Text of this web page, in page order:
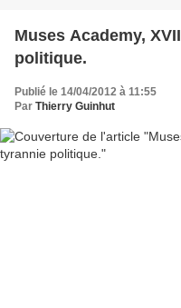
Muses Academy,
politique.
Publié le 14/04/2012 à 11:55
Par Thierry Guinhut